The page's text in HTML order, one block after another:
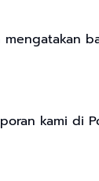
kami